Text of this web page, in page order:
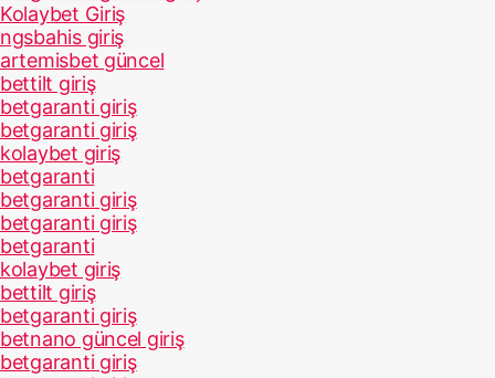
Kolaybet Giriş
ngsbahis giriş
artemisbet güncel
bettilt giriş
betgaranti giriş
betgaranti giriş
kolaybet giriş
betgaranti
betgaranti giriş
betgaranti giriş
betgaranti
kolaybet giriş
bettilt giriş
betgaranti giriş
betnano güncel giriş
betgaranti giriş